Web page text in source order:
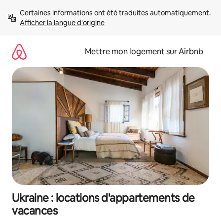
directement
Afficher la langue d'origine
Mettre mon logement sur Airbnb
Ukraine : locations d'appartements de
vacances